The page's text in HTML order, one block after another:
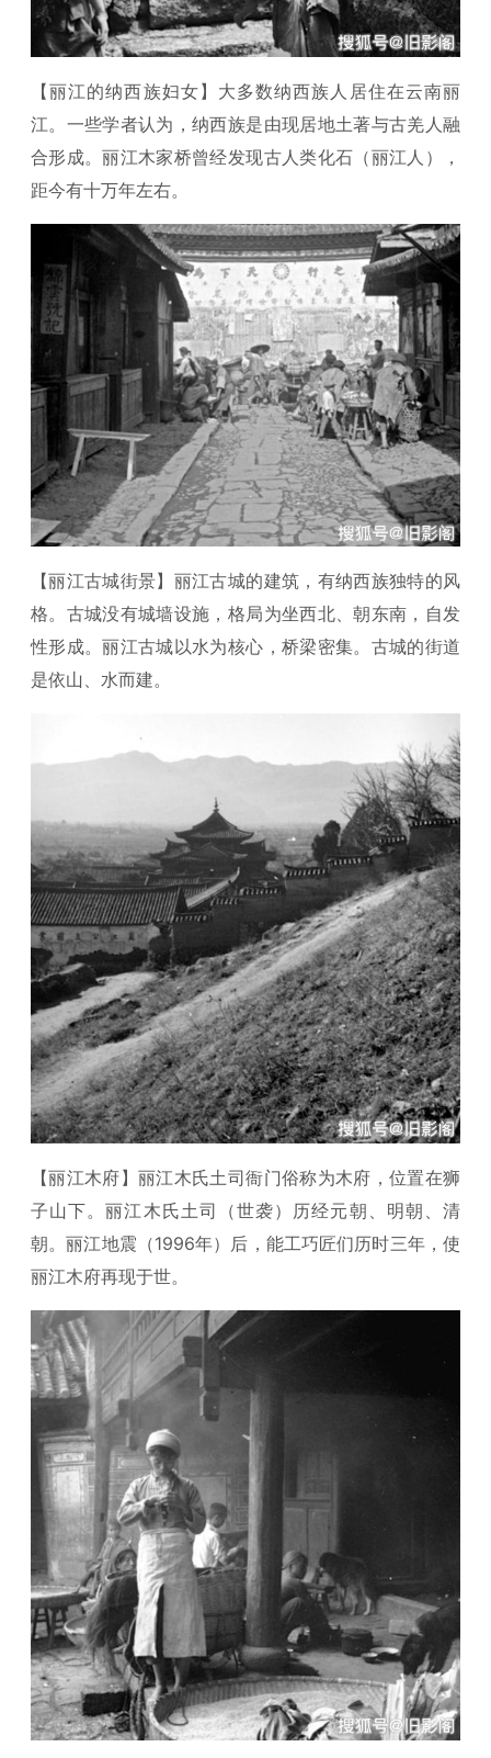
【丽江的纳西族妇女】大多数纳西族人居住在云南丽
江。一些学者认为，纳西族是由现居地土著与古羌人融
合形成。丽江木家桥曾经发现古人类化石（丽江人），
距今有十万年左右。
【丽江古城街景】丽江古城的建筑，有纳西族独特的风
格。古城没有城墙设施，格局为坐西北、朝东南，自发
性形成。丽江古城以水为核心，桥梁密集。古城的街道
是依山、水而建。
【丽江木府】丽江木氏土司衙门俗称为木府，位置在狮
子山下。丽江木氏土司（世袭）历经元朝、明朝、清
朝。丽江地震（1996年）后，能工巧匠们历时三年，使
丽江木府再现于世。